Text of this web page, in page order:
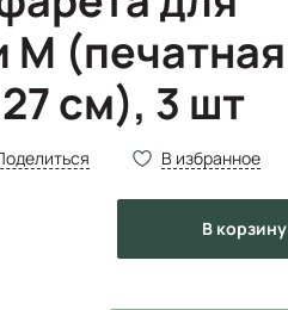
(печатная
см), 3 шт
В избранное
в корзину